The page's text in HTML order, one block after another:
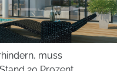
muss